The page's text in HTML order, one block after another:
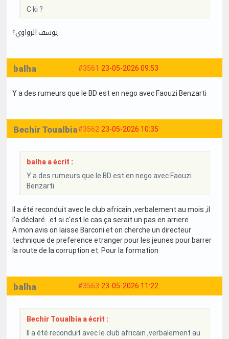
C ki ?
يوسف الزواوي؟
#3561 23-05-2026 09:53
balha
Y a des rumeurs que le BD est en nego avec Faouzi Benzarti
#3562 23-05-2026 10:35
Bechir Toualbia
balha a écrit :
Y a des rumeurs que le BD est en nego avec Faouzi
Benzarti
Il a été reconduit avec le club africain ,verbalement au mois ,il
l'a déclaré...et si c'est le cas ça serait un pas en arriere
A mon avis on laisse Barconi et on cherche un directeur
technique de preference etranger pour les jeunes pour barrer
la route de la corruption et. Pour la formation
#3563 23-05-2026 11:22
balha
Bechir Toualbia a écrit :
Il a été reconduit avec le club africain ,verbalement au